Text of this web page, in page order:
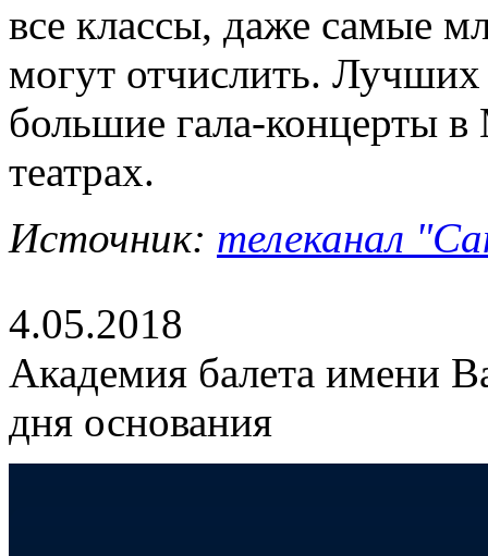
все классы, даже самые
могут отчислить.
большие гала-концерты
театрах.
Источник: телеканал
4.05.2018
Академия балета имени
дня основания